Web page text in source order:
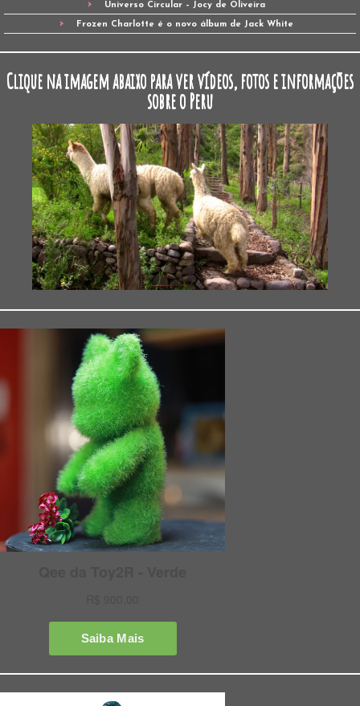
Universo Circular – Jocy de Oliveira
Frozen Charlotte é o novo álbum de Jack White
Clique na imagem abaixo para ver vídeos, fotos e informações
sobre o Peru